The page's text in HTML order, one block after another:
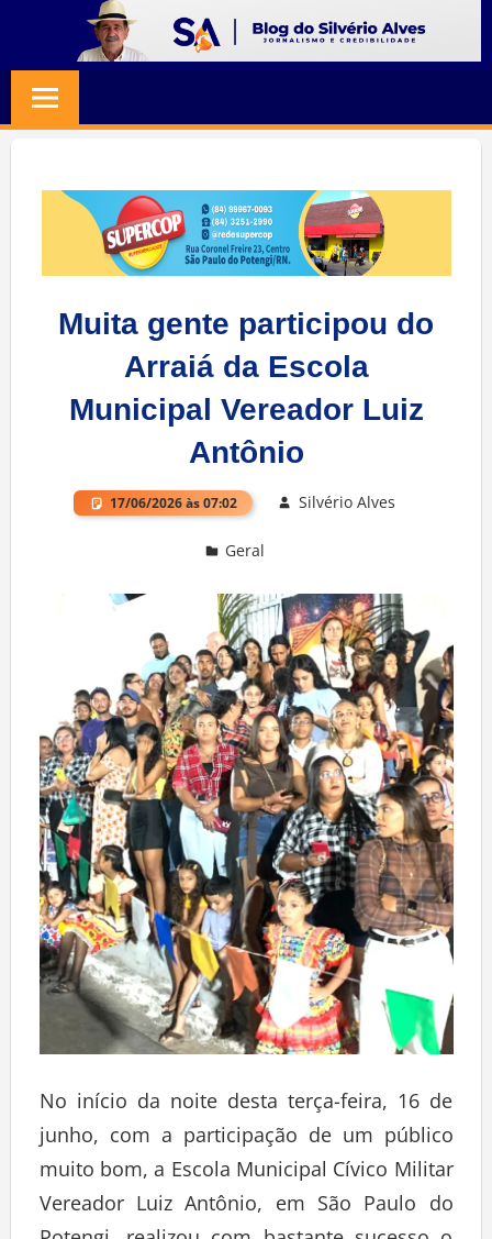
content
SILVERIO
ALVES
Jornalismo
Credibilidade
Muita gente participou do
Arraiá da Escola
Municipal Vereador Luiz
Antônio
17/06/2026 às 07:02 Silvério Alves
Geral
No início da noite desta terça-feira, 16 de
junho, com a participação de um público
muito bom, a Escola Municipal Cívico Militar
Vereador Luiz Antônio, em São Paulo do